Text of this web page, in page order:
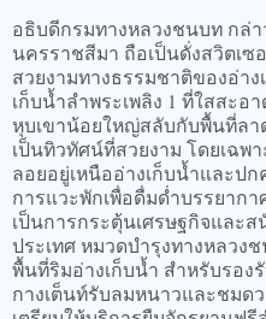
อธิบดีกรมทางหลวงชนบท กล่า
นครราชสีมา ถือเป็นดั่งสวิตเซ
สวยงามทางธรรมชาติของอ่า
เก็บน้ำลำพระเพลิง 1 ที่ใสสะ
หุบเขาน้อยใหญ่สลับกับพื้นที่ลา
เป็นทิวทัศน์ที่สวยงาม โดยเฉพ
ลอยอยู่เหนืออ่างเก็บน้ำและป
การแวะพักเพื่อดื่มด่ำบรรยากา
เป็นการกระตุ้นเศรษฐกิจและ
ประเทศ หมวดบำรุงทางหลวง
พื้นที่ริมอ่างเก็บน้ำ สำหรับรอง
กางเต็นท์รับลมหนาวและชมด